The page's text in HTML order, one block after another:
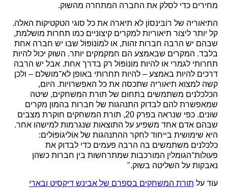
מחירים כדי לסלק את החברה המתחרה מהשוק.
התיאוריה של רוֹבּינסוֹן לא תיארה את כל סוגי הטקטיקות האלה.
קל יותר ליצור תיאוריות למקרים קיצוניים כמו תחרות מושלמת,
שבהם יש הרבה חברות זהות, או למוֹנוֹפּוֹל שבו יש חברה אחת
בלבד. המקרים שבאמצע הם חמקמקים יותר. השוק יכול להיות
תחרותי לגמרי או להיות מוֹנוֹפּוֹל רק בדרך אחת. אבל יש הרבה
דרכים להיות באמצע – להיות תחרותי באופן לא־מושלם – ולכן
קשה למצוא תיאוריה שתכסה את כל האפשרויות. היום,
הכלכלנים משתמשים בתחום של תורת המשחקים, שיטה
שמאפשרת להם לבדוק התנהגות של חברות בהמון מקרים
שונים. כפי שנראה בפרק 20, תורת המשחקים חוקרת מצבים
שבהם אדם אחד משפיע על התוצאות שנגרמות למישהו אחר.
היא שימושית בייחוד לחקר ההתנהגות של אוֹליגוֹפּוֹלים:
כלכלנים משתמשים בה הרבה פעמים כדי לבדוק את
פעולות־הגומלין המורכבות שמתרחשות בין חברות כשהן
נאבקות על השליטה בשוק."
עוד על תורת המשחקים בספרם של אבינש דיקסיט ובארי